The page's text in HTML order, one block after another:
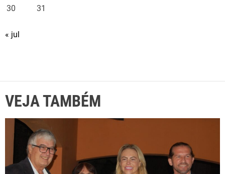
30
31
« jul
VEJA TAMBÉM